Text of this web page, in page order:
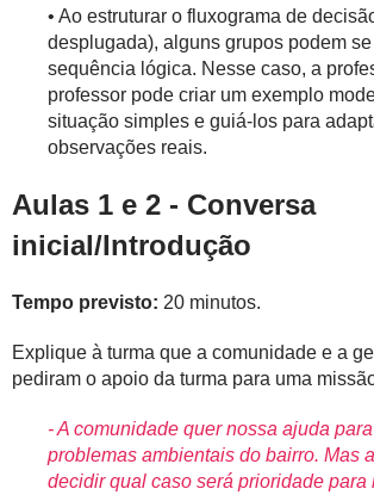
• Ao estruturar o fluxograma de
desplugada), alguns grupos podem
sequência lógica. Nesse caso, a
professor pode criar um exemplo
situação simples e guiá-los para
observações reais.
Aulas 1 e 2 - Conversa
inicial/Introdução
Tempo previsto: 20 minutos.
Explique à turma que a comunidade e a
pediram o apoio da turma para uma
- A comunidade quer nossa ajuda
problemas ambientais do bairro. Mas
decidir qual caso será prioridade para